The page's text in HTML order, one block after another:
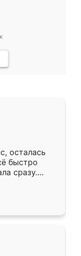
осталась
быстро
сразу.
к
Собрали
даже